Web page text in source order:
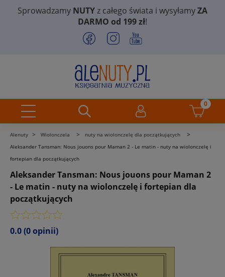
Sprowadzamy NUTYz całego świata i wysyłamyZA
DARMO od 199 zł!
Alenuty > Wiolonczela > nuty na wiolonczelę dla początkujących >
Aleksander Tansman: Nous jouons pour Maman 2 - Le matin - nuty na wiolonczelę i
fortepian dla początkujących
Aleksander Tansman: Nous jouons pour Maman 2
- Le matin - nuty na wiolonczelę i fortepian dla
początkujących
0.0(0 opinii)